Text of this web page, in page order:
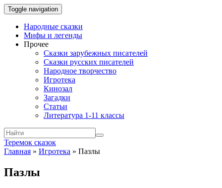
Toggle navigation
Народные сказки
Мифы и легенды
Прочее
Сказки зарубежных писателей
Сказки русских писателей
Народное творчество
Игротека
Кинозал
Загадки
Статьи
Литература 1-11 классы
Теремок сказок
Главная » Игротека » Пазлы
Пазлы